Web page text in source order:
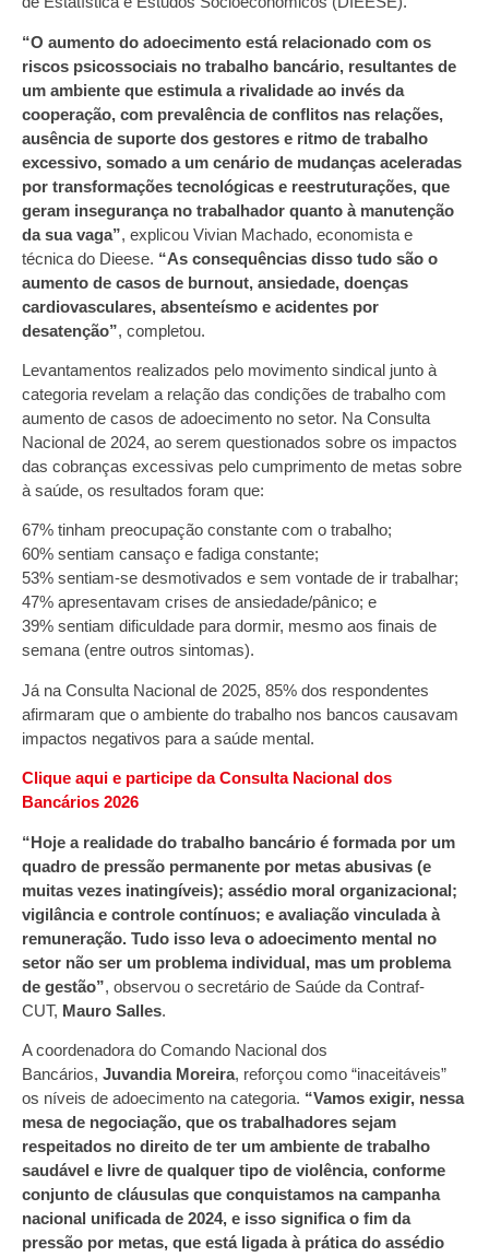
“O aumento do adoecimento está relacionado com os
riscos psicossociais no trabalho bancário, resultantes de
um ambiente que estimula a rivalidade ao invés da
cooperação, com prevalência de conflitos nas relações,
ausência de suporte dos gestores e ritmo de trabalho
excessivo, somado a um cenário de mudanças aceleradas
por transformações tecnológicas e reestruturações, que
geram insegurança no trabalhador quanto à manutenção
da sua vaga”, explicou Vivian Machado, economista e
técnica do Dieese. “As consequências disso tudo são o
aumento de casos de burnout, ansiedade, doenças
cardiovasculares, absenteísmo e acidentes por
desatenção”, completou.
Levantamentos realizados pelo movimento sindical junto à
categoria revelam a relação das condições de trabalho com
aumento de casos de adoecimento no setor. Na Consulta
Nacional de 2024, ao serem questionados sobre os impactos
das cobranças excessivas pelo cumprimento de metas sobre
à saúde, os resultados foram que:
67% tinham preocupação constante com o trabalho;
60% sentiam cansaço e fadiga constante;
53% sentiam-se desmotivados e sem vontade de ir trabalhar;
47% apresentavam crises de ansiedade/pânico; e
39% sentiam dificuldade para dormir, mesmo aos finais de
semana (entre outros sintomas).
Já na Consulta Nacional de 2025, 85% dos respondentes
afirmaram que o ambiente do trabalho nos bancos causavam
impactos negativos para a saúde mental.
Clique aqui e participe da Consulta Nacional dos
Bancários 2026
“Hoje a realidade do trabalho bancário é formada por um
quadro de pressão permanente por metas abusivas (e
muitas vezes inatingíveis); assédio moral organizacional;
vigilância e controle contínuos; e avaliação vinculada à
remuneração. Tudo isso leva o adoecimento mental no
setor não ser um problema individual, mas um problema
de gestão”, observou o secretário de Saúde da Contraf-
CUT, Mauro Salles.
A coordenadora do Comando Nacional dos
Bancários, Juvandia Moreira, reforçou como “inaceitáveis”
os níveis de adoecimento na categoria. “Vamos exigir, nessa
mesa de negociação, que os trabalhadores sejam
respeitados no direito de ter um ambiente de trabalho
saudável e livre de qualquer tipo de violência, conforme
conjunto de cláusulas que conquistamos na campanha
nacional unificada de 2024, e isso significa o fim da
pressão por metas, que está ligada à prática do assédio